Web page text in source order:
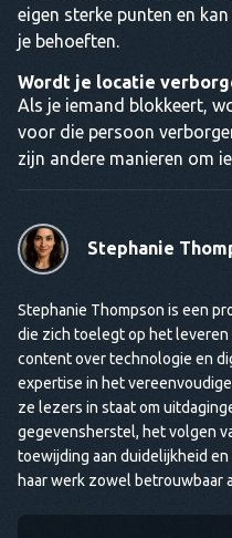
eigen sterke punten en
je behoeften.
Wordt je locatie
Als je iemand blokkeert,
voor die persoon
zijn andere manieren om
Stephanie
Stephanie Thompson is een
die zich toelegt op het
content over technologie en
expertise in het
ze lezers in staat om
gegevensherstel, het volgen
toewijding aan duidelijkheid
haar werk zowel betrouwbaar